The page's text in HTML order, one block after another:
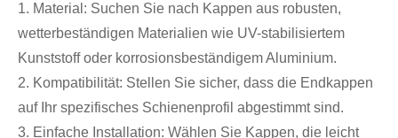
1. Material: Suchen Sie nach Kappen aus robusten,
wetterbeständigen Materialien wie UV-stabilisiertem
Kunststoff oder korrosionsbeständigem Aluminium.
2. Kompatibilität: Stellen Sie sicher, dass die Endkappen
auf Ihr spezifisches Schienenprofil abgestimmt sind.
3. Einfache Installation: Wählen Sie Kappen, die leicht